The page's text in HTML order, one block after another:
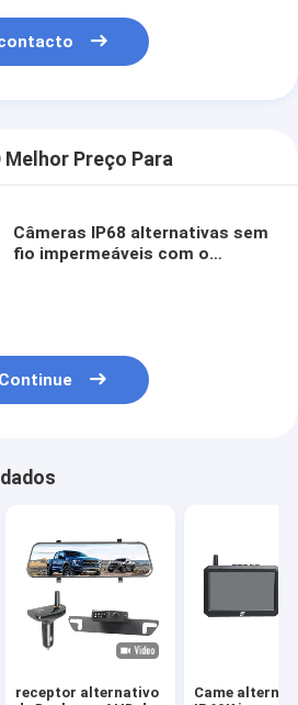
Melhor Preço Para
Câmeras IP68 alternativas sem
fio impermeáveis com o
Continue
receptor alternativo
Came